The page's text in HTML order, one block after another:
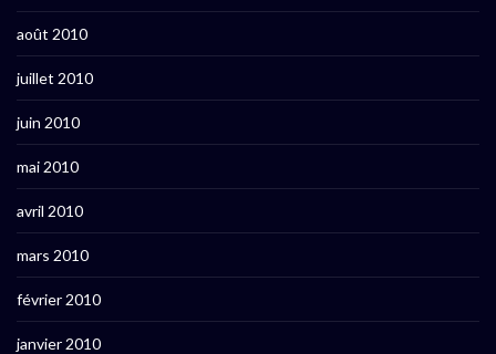
août 2010
juillet 2010
juin 2010
mai 2010
avril 2010
mars 2010
février 2010
janvier 2010